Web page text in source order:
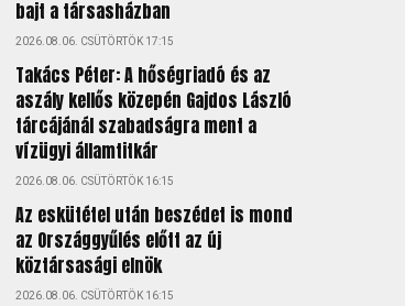
bajt a társasházban
2026.08.06. CSÜTÖRTÖK 17:15
Takács Péter: A hőségriadó és az
aszály kellős közepén Gajdos László
tárcájánál szabadságra ment a
vízügyi államtitkár
2026.08.06. CSÜTÖRTÖK 16:15
Az eskütétel után beszédet is mond
az Országgyűlés előtt az új
köztársasági elnök
2026.08.06. CSÜTÖRTÖK 16:15